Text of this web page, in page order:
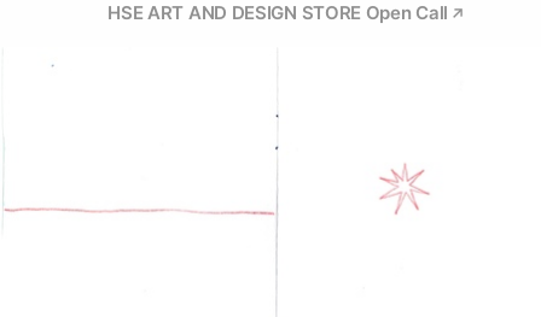
HSE ART AND DESIGN STORE Open Call